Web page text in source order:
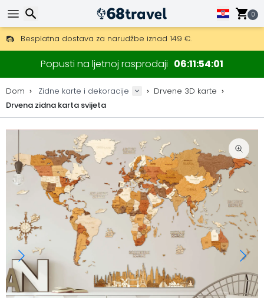
0
Besplatna dostava za narudžbe iznad 149 €.
Mogućnost slanja DHL Expressom (dostava unutar 24 sata)
30 dana za povrat, 90 dana za drvene karte i dekoracije.
Originalni proizvođač karata i dekoracija.
Popusti na ljetnoj rasprodaji 06115400
Dom Zidne karte i dekoracije
Drvene 3D karte
Drvena zidna karta svijeta
Traži
Traži